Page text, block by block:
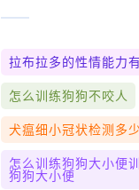
拉布拉多的性情能力
怎么训练狗狗不咬人
犬瘟细小冠状检测多
怎么训练狗狗大小便
狗狗大小便